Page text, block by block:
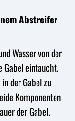
Abstreifer
Wasser von der
Gabel eintaucht.
der Gabel zu
Komponenten
der Gabel.